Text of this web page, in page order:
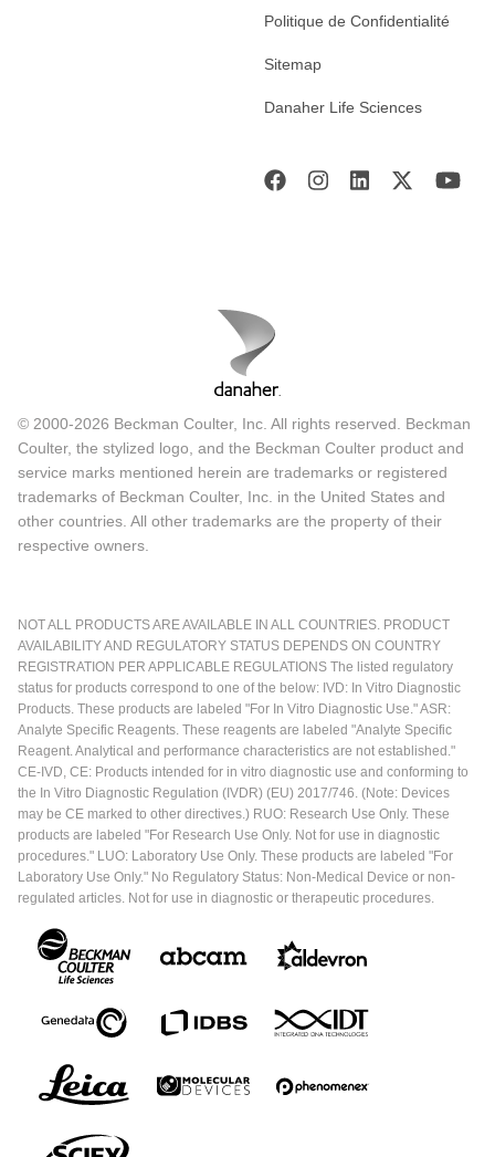
Politique de Confidentialité
Sitemap
Danaher Life Sciences
© 2000-2026 Beckman Coulter, Inc. All rights reserved. Beckman
Coulter, the stylized logo, and the Beckman Coulter product and
service marks mentioned herein are trademarks or registered
trademarks of Beckman Coulter, Inc. in the United States and
other countries. All other trademarks are the property of their
respective owners.
NOT ALL PRODUCTS ARE AVAILABLE IN ALL COUNTRIES. PRODUCT
AVAILABILITY AND REGULATORY STATUS DEPENDS ON COUNTRY
REGISTRATION PER APPLICABLE REGULATIONS The listed regulatory
status for products correspond to one of the below: IVD: In Vitro Diagnostic
Products. These products are labeled "For In Vitro Diagnostic Use." ASR:
Analyte Specific Reagents. These reagents are labeled "Analyte Specific
Reagent. Analytical and performance characteristics are not established."
CE-IVD, CE: Products intended for in vitro diagnostic use and conforming to
the In Vitro Diagnostic Regulation (IVDR) (EU) 2017/746. (Note: Devices
may be CE marked to other directives.) RUO: Research Use Only. These
products are labeled "For Research Use Only. Not for use in diagnostic
procedures." LUO: Laboratory Use Only. These products are labeled "For
Laboratory Use Only." No Regulatory Status: Non-Medical Device or non-
regulated articles. Not for use in diagnostic or therapeutic procedures.